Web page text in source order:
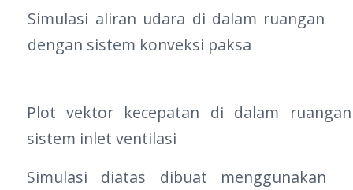
Simulasi aliran udara di dalam ruangan
dengan sistem konveksi paksa
Plot vektor kecepatan di dalam ruangan
sistem inlet ventilasi
Simulasi diatas dibuat menggunakan